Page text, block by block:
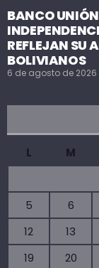
BANCO UNIÓN
REFLEJAN SU
BOLIVIANOS
6 de agosto de 2026
L M
5
6
12
13
19
20